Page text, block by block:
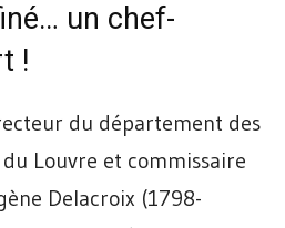
un chef-
!
du département des
Louvre et commissaire
Delacroix (1798-